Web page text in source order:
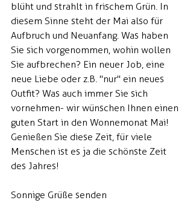
blüht und strahlt in frischem Grün. In
diesem Sinne steht der Mai also für
Aufbruch und Neuanfang. Was haben
Sie sich vorgenommen, wohin wollen
Sie aufbrechen? Ein neuer Job, eine
neue Liebe oder z.B. "nur" ein neues
Outfit? Was auch immer Sie sich
vornehmen- wir wünschen Ihnen einen
guten Start in den Wonnemonat Mai!
Genießen Sie diese Zeit, für viele
Menschen ist es ja die schönste Zeit
des Jahres!
Sonnige Grüße senden